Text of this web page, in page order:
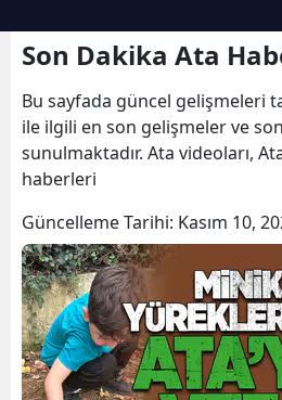
Son Dakika Ata
Bu sayfada güncel gelişmeleri
ile ilgili en son gelişmeler ve
sunulmaktadır. Ata videoları,
haberleri
Güncelleme Tarihi: Kasım 10,